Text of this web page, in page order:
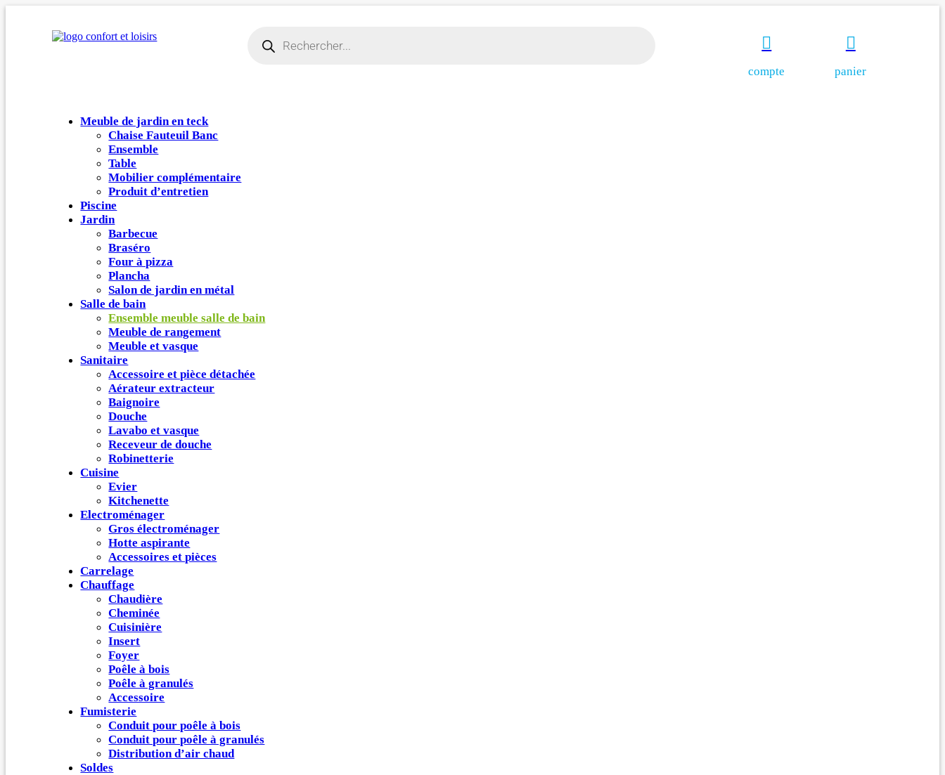
produits

compte

panier
Meuble de jardin en teck
Chaise Fauteuil Banc
Ensemble
Table
Mobilier complémentaire
Produit d’entretien
Piscine
Jardin
Barbecue
Braséro
Four à pizza
Plancha
Salon de jardin en métal
Salle de bain
Ensemble meuble salle de bain
Meuble de rangement
Meuble et vasque
Sanitaire
Accessoire et pièce détachée
Aérateur extracteur
Baignoire
Douche
Lavabo et vasque
Receveur de douche
Robinetterie
Cuisine
Evier
Kitchenette
Electroménager
Gros électroménager
Hotte aspirante
Accessoires et pièces
Carrelage
Chauffage
Chaudière
Cheminée
Cuisinière
Insert
Foyer
Poêle à bois
Poêle à granulés
Accessoire
Fumisterie
Conduit pour poêle à bois
Conduit pour poêle à granulés
Distribution d’air chaud
Soldes